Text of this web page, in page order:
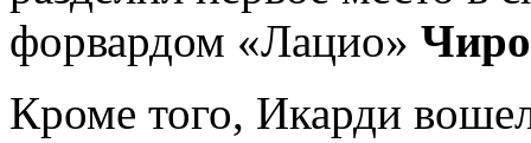
форвардом «Лацио»
Кроме того, Икарди